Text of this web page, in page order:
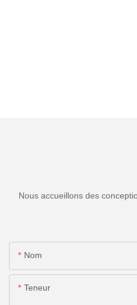
Nous accueillons des
Nom
Teneur